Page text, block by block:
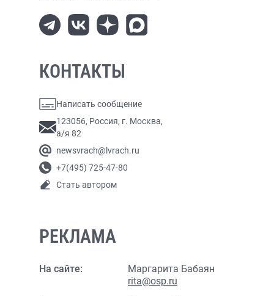
КОНТАКТЫ
Написать сообщение
123056, Россия, г. Москва,
а/я 82
newsvrach@lvrach.ru
+7(495) 725-47-80
Стать автором
РЕКЛАМА
На сайте:
Маргарита Бабаян
rita@osp.ru